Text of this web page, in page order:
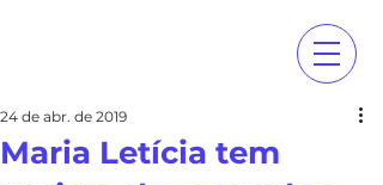
Maria Letícia tem
24 de abr. de 2019